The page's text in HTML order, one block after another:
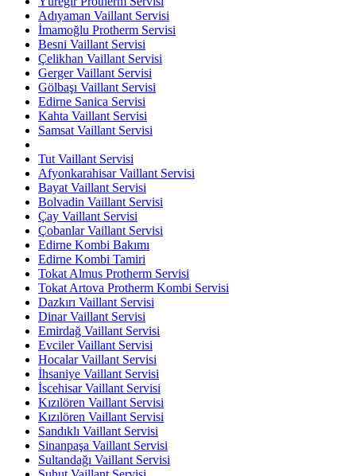
Adıyaman Vaillant Servisi
İmamoğlu Protherm Servisi
Besni Vaillant Servisi
Çelikhan Vaillant Servisi
Gerger Vaillant Servisi
Gölbaşı Vaillant Servisi
Edirne Sanica Servisi
Kahta Vaillant Servisi
Samsat Vaillant Servisi
Tut Vaillant Servisi
Afyonkarahisar Vaillant Servisi
Bayat Vaillant Servisi
Bolvadin Vaillant Servisi
Çay Vaillant Servisi
Çobanlar Vaillant Servisi
Edirne Kombi Bakımı
Edirne Kombi Tamiri
Tokat Almus Protherm Servisi
Tokat Artova Protherm Kombi Servisi
Dazkırı Vaillant Servisi
Dinar Vaillant Servisi
Emirdağ Vaillant Servisi
Evciler Vaillant Servisi
Hocalar Vaillant Servisi
İhsaniye Vaillant Servisi
İscehisar Vaillant Servisi
Kızılören Vaillant Servisi
Kızılören Vaillant Servisi
Sandıklı Vaillant Servisi
Sinanpaşa Vaillant Servisi
Sultandağı Vaillant Servisi